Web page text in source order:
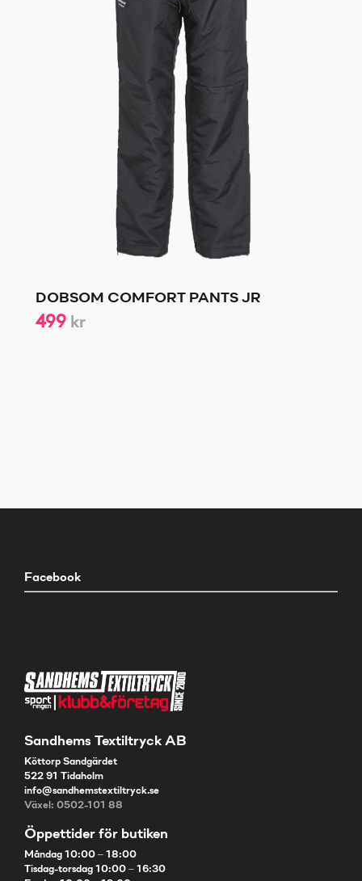
DOBSOM COMFORT PANTS JR
499 kr
Facebook
Sandhems Textiltryck AB
Köttorp Sandgärdet
522 91 Tidaholm
info@sandhemstextiltryck.se
Växel: 0502-101 88
Öppettider för butiken
Måndag 10:00 – 18:00
Tisdag-torsdag 10:00 – 16:30